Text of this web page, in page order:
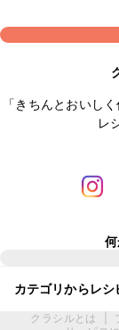
「きちんとおいし
レ
カテゴリからレシ
クラシルとは